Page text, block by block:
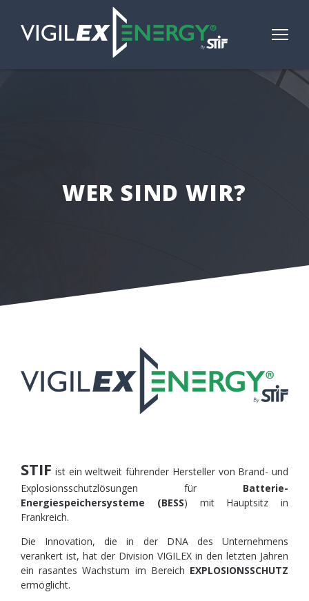
WER SIND WIR?
STIF ist ein weltweit führender Hersteller von Brand- und
Explosionsschutzlösungen für Batterie-
Energiespeichersysteme (BESS) mit Hauptsitz in
Frankreich.
Die Innovation, die in der DNA des Unternehmens
verankert ist, hat der Division VIGILEX in den letzten Jahren
ein rasantes Wachstum im Bereich EXPLOSIONSSCHUTZ
ermöglicht.